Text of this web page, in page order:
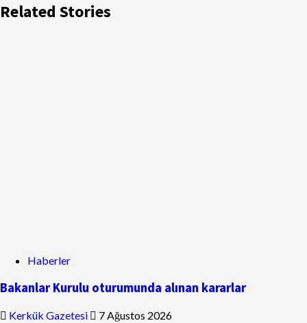
Related Stories
Haberler
Bakanlar Kurulu oturumunda alınan kararlar
Kerkük Gazetesi 7 Ağustos 2026